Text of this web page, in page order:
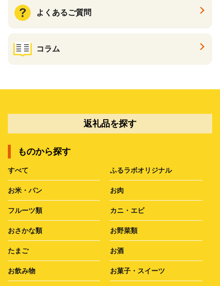
よくあるご質問
コラム
返礼品を探す
ものから探す
すべて ふるラボオリジナル
お米・パン お肉
フルーツ類 カニ・エビ
おさかな類 お野菜類
たまご お酒
お飲み物 お菓子・スイーツ